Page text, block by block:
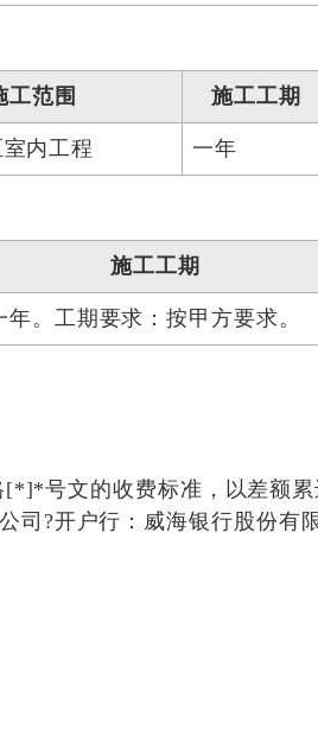
工范围 施工工期
内工程 一年
施工工期
年。工期要求：按甲方要求。
号文的收费标准，以差额
?开户行：威海银行股份有